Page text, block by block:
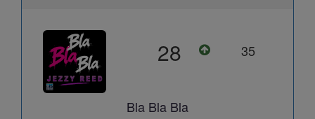
28 35
Bla Bla Bla